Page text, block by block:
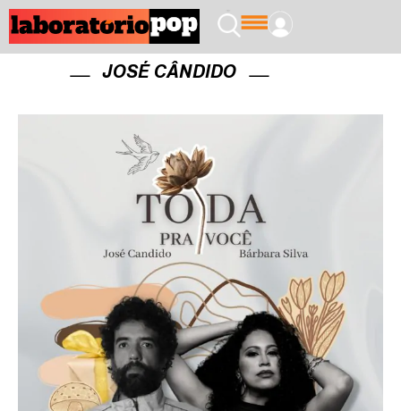
JOSÉ CÂNDIDO